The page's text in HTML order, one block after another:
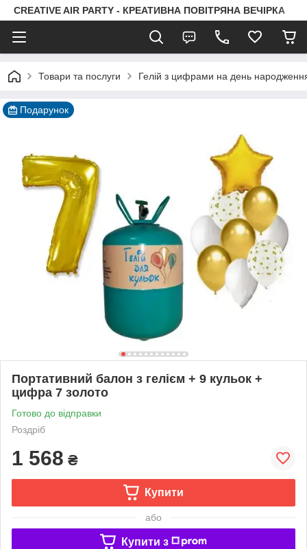
CREATIVE AIR PARTY - КРЕАТИВНА ПОВІТРЯНА ВЕЧІРКА
Товари та послуги Гелій з цифрами на день
Подарунок
Портативний балон з гелієм + 9 кульок +
цифра 7 золото
Готово до відправки
Роздріб
1 568 ₴
Купити
або
Купити з